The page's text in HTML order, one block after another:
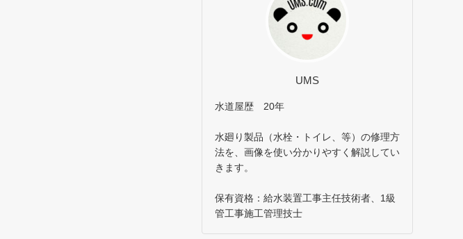
UMS
水道屋歴 20年
水廻り製品（水栓・トイレ、等）の修理方
法を、画像を使い分かりやすく解説してい
きます。
保有資格：給水装置工事主任技術者、1級
管工事施工管理技士